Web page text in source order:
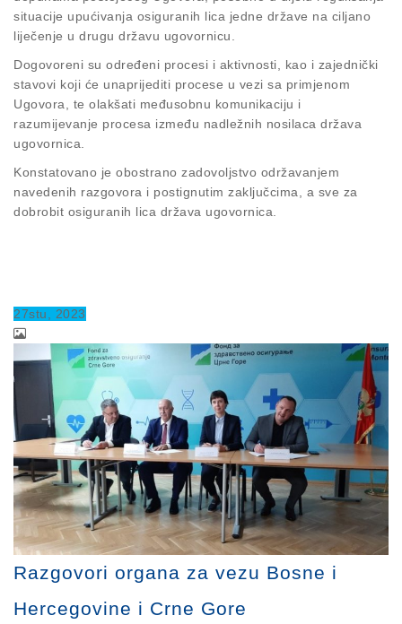
situacije upućivanja osiguranih lica jedne države na ciljano
liječenje u drugu državu ugovornicu.
Dogovoreni su određeni procesi i aktivnosti, kao i zajednički
stavovi koji će unaprijediti procese u vezi sa primjenom
Ugovora, te olakšati međusobnu komunikaciju i
razumijevanje procesa između nadležnih nosilaca država
ugovornica.
Konstatovano je obostrano zadovoljstvo održavanjem
navedenih razgovora i postignutim zaključcima, a sve za
dobrobit osiguranih lica država ugovornica.
27stu, 2023
Razgovori organa za vezu Bosne i
Hercegovine i Crne Gore